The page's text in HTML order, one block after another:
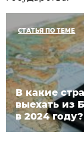
СТАТЬЯ ПО ТЕМЕ
В какие
выехать из
в 2024 году?